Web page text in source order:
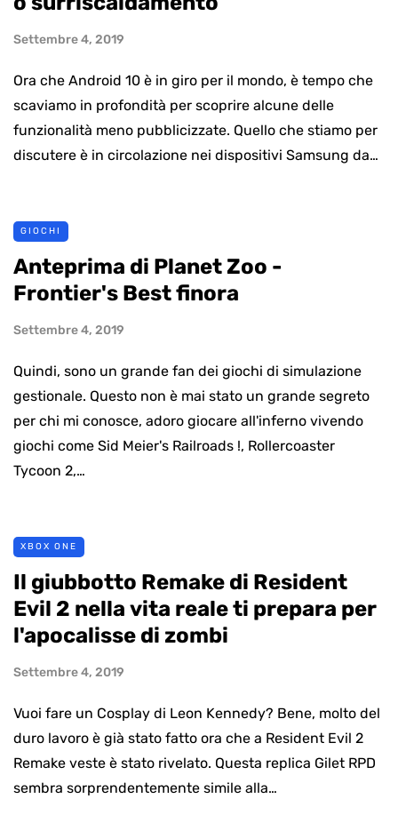
Settembre 4, 2019
Ora che Android 10 è in giro per il mondo, è tempo che
scaviamo in profondità per scoprire alcune delle
funzionalità meno pubblicizzate. Quello che stiamo per
discutere è in circolazione nei dispositivi Samsung da…
GIOCHI
Anteprima di Planet Zoo -
Frontier's Best finora
Settembre 4, 2019
Quindi, sono un grande fan dei giochi di simulazione
gestionale. Questo non è mai stato un grande segreto
per chi mi conosce, adoro giocare all'inferno vivendo
giochi come Sid Meier's Railroads !, Rollercoaster
Tycoon 2,…
XBOX ONE
Il giubbotto Remake di Resident
Evil 2 nella vita reale ti prepara per
l'apocalisse di zombi
Settembre 4, 2019
Vuoi fare un Cosplay di Leon Kennedy? Bene, molto del
duro lavoro è già stato fatto ora che a Resident Evil 2
Remake veste è stato rivelato. Questa replica Gilet RPD
sembra sorprendentemente simile alla…